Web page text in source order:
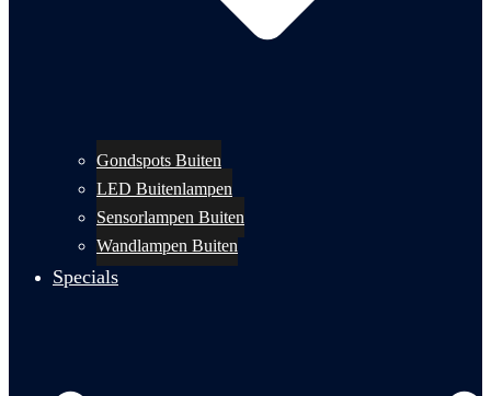
Gondspots Buiten
LED Buitenlampen
Sensorlampen Buiten
Wandlampen Buiten
Specials